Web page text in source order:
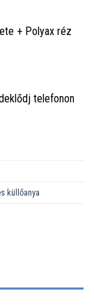
+ Polyax réz
telefonon
küllőanya